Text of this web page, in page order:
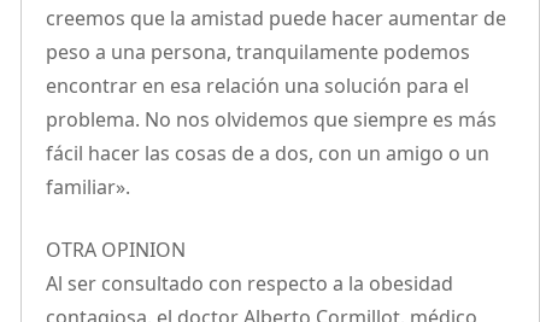
creemos que la amistad puede hacer aumentar de
peso a una persona, tranquilamente podemos
encontrar en esa relación una solución para el
problema. No nos olvidemos que siempre es más
fácil hacer las cosas de a dos, con un amigo o un
familiar».
OTRA OPINION
Al ser consultado con respecto a la obesidad